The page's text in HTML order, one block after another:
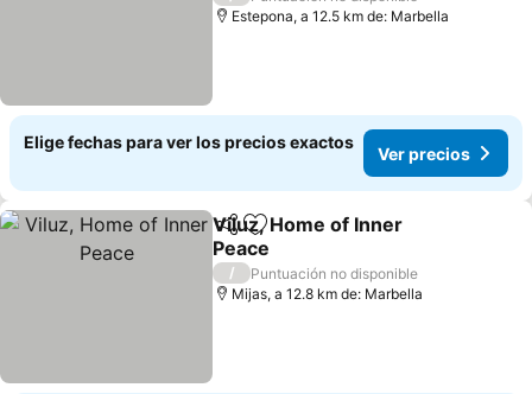
Estepona, a 12.5 km de: Marbella
Elige fechas para ver los precios exactos
Ver precios
CompartirAgregar a favoritos
Viluz, Home of Inner
Peace
/
Puntuación no disponible
Mijas, a 12.8 km de: Marbella